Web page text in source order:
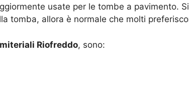
usate per le tombe a pavimento.
tomba, allora è normale che molti
Riofreddo, sono: